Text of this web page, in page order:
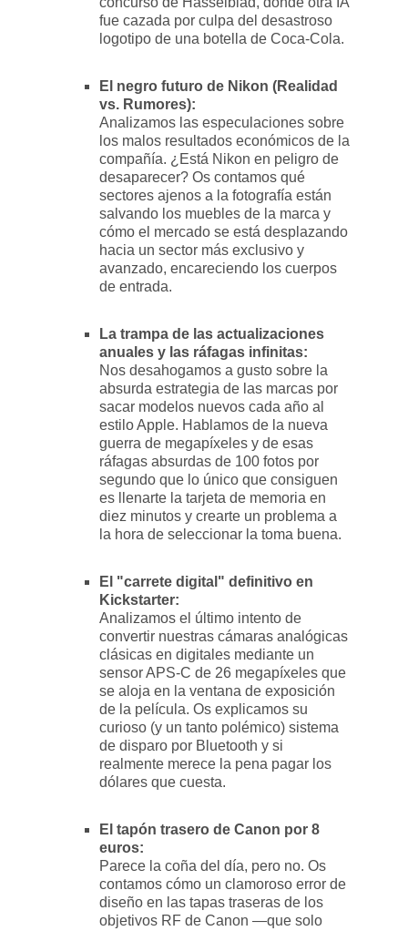
fue cazada por culpa del desastroso
logotipo de una botella de Coca-Cola.
El negro futuro de Nikon (Realidad
vs. Rumores):
Analizamos las especulaciones sobre
los malos resultados económicos de la
compañía. ¿Está Nikon en peligro de
desaparecer? Os contamos qué
sectores ajenos a la fotografía están
salvando los muebles de la marca y
cómo el mercado se está desplazando
hacia un sector más exclusivo y
avanzado, encareciendo los cuerpos
de entrada.
La trampa de las actualizaciones
anuales y las ráfagas infinitas:
Nos desahogamos a gusto sobre la
absurda estrategia de las marcas por
sacar modelos nuevos cada año al
estilo Apple. Hablamos de la nueva
guerra de megapíxeles y de esas
ráfagas absurdas de 100 fotos por
segundo que lo único que consiguen
es llenarte la tarjeta de memoria en
diez minutos y crearte un problema a
la hora de seleccionar la toma buena.
El "carrete digital" definitivo en
Kickstarter:
Analizamos el último intento de
convertir nuestras cámaras analógicas
clásicas en digitales mediante un
sensor APS-C de 26 megapíxeles que
se aloja en la ventana de exposición
de la película. Os explicamos su
curioso (y un tanto polémico) sistema
de disparo por Bluetooth y si
realmente merece la pena pagar los
dólares que cuesta.
El tapón trasero de Canon por 8
euros:
Parece la coña del día, pero no. Os
contamos cómo un clamoroso error de
diseño en las tapas traseras de los
objetivos RF de Canon —que solo